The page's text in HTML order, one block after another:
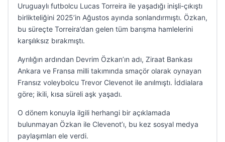
Uruguaylı futbolcu Lucas Torreira ile yaşadığı inişli-çıkıştı
birlikteliğini 2025’in Ağustos ayında sonlandırmıştı. Özkan,
bu süreçte Torreira’dan gelen tüm barışma hamlelerini
karşılıksız bırakmıştı.
Ayrılığın ardından Devrim Özkan’ın adı, Ziraat Bankası
Ankara ve Fransa milli takımında smaçör olarak oynayan
Fransız voleybolcu Trevor Clevenot ile anılmıştı. İddialara
göre; ikili, kısa süreli aşk yaşadı.
O dönem konuyla ilgili herhangi bir açıklamada
bulunmayan Özkan ile Clevenot’ı, bu kez sosyal medya
paylaşımları ele verdi.